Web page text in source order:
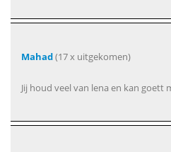
Mahad(17 x uitgekomen)
Jij houd veel van lena en kan goett